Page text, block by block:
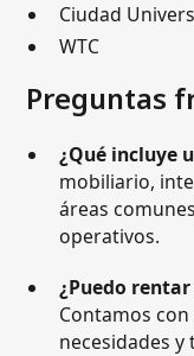
Ciudad
WTC
Preguntas
¿Qué incluye
mobiliario,
áreas
operativos.
¿Puedo
Contamos
necesidades